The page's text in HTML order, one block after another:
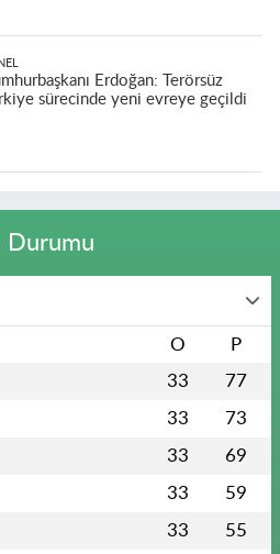
Erdoğan: Terörsüz
sürecinde yeni evreye geçildi
Durumu
O P
33 77
33 73
33 69
33 59
33 55